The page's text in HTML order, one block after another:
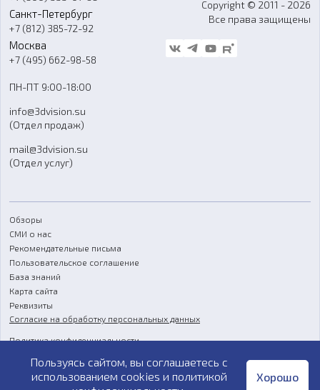
Гос. закупки
Стать дилером
Блог
FAQ
Санкт-Петербург
+7 (812) 385-72-92
Москва
+7 (495) 662-98-58
ПН-ПТ 9:00-18:00
info@3dvision.su
(Отдел продаж)
mail@3dvision.su
(Отдел услуг)
Copyright © 2011 - 2026
Все права защищены
Обзоры
СМИ о нас
Рекомендательные письма
Пользовательское соглашение
База знаний
Карта сайта
Реквизиты
Согласие на обработку персональных данных
Политика конфиденциальности
Публичная оферта
Пользуясь сайтом, вы соглашаетесь с
использованием cookies и политикой
Хорошо